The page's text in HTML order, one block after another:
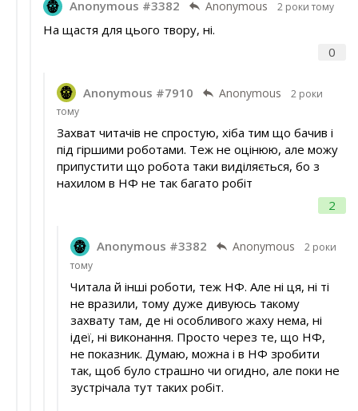
Anonymous #3382 Anonymous 2 роки тому
0
На щастя для цього твору, ні.
Anonymous #7910 Anonymous
2 роки
тому
2
Захват читачів не спростую, хіба тим що бачив і
під гіршими роботами. Теж не оцінюю, але можу
припустити що робота таки виділяється, бо з
нахилом в НФ не так багато робіт
Anonymous #3382 Anonymous
2 роки
тому
Читала й інші роботи, теж НФ. Але ні ця, ні ті
не вразили, тому дуже дивуюсь такому
захвату там, де ні особливого жаху нема, ні
ідеї, ні виконання. Просто через те, що НФ,
не показник. Думаю, можна і в НФ зробити
так, щоб було страшно чи огидно, але поки не
зустрічала тут таких робіт.